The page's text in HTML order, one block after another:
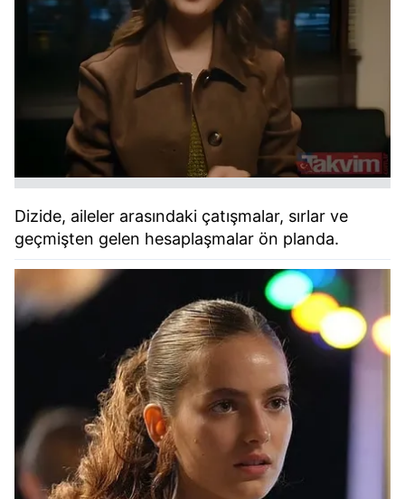
Dizide, aileler arasındaki çatışmalar, sırlar ve
geçmişten gelen hesaplaşmalar ön planda.